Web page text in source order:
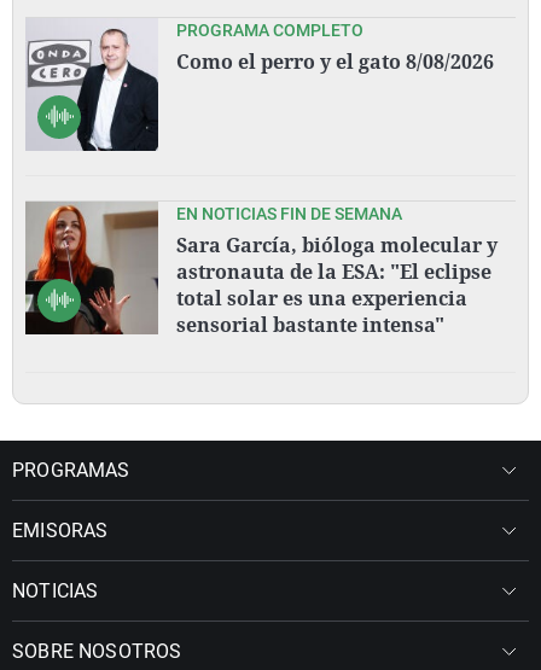
PROGRAMA COMPLETO
Como el perro y el gato 8/08/2026
EN NOTICIAS FIN DE SEMANA
Sara García, bióloga molecular y
astronauta de la ESA: "El eclipse
total solar es una experiencia
sensorial bastante intensa"
PROGRAMAS
EMISORAS
NOTICIAS
SOBRE NOSOTROS